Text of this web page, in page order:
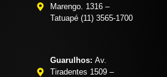
Marengo. 1316 –
Tatuapé (11) 3565-1700
Guarulhos: Av.
Tiradentes 1509 –